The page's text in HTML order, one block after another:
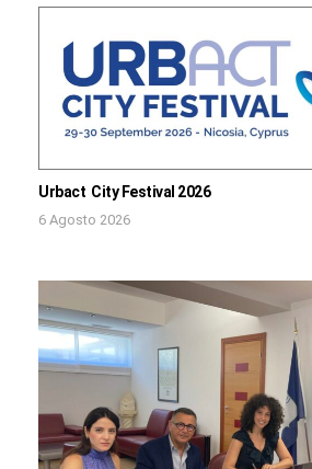
Urbact City Festival 2026
6 Agosto 2026